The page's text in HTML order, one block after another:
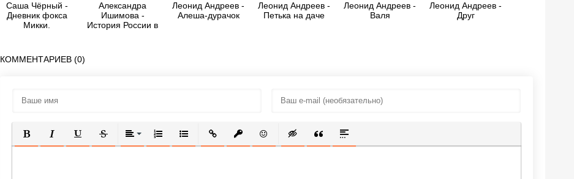
Саша Чёрный -
Дневник фокса
Микки.
Александра
Ишимова -
История России в
Леонид Андреев -
Алеша-дурачок
Леонид Андреев -
Петька на даче
Леонид Андреев -
Валя
Леонид Андреев -
Друг
КОММЕНТАРИЕВ (0)
ПОЛУЖИРНЫЙ
КУРСИВПОДЧЕРКНУТЫЙ
ЗАЧЕРКНУТЫЙВЫРАВНИВАНИЕ
НУМЕРОВАННЫЙ СПИСОК
МАРКИРОВАННЫЙ СПИСОК
ВСТАВИТЬ ССЫЛКУ
ВСТАВИТЬ ЗАЩИЩЕННУЮ ССЫЛКУ
ВСТАВИТЬ СМАЙЛИК
ВСТАВКА СКРЫТОГО ТЕКСТА
ВСТАВКА ЦИТАТЫ
ВСТАВКА СПОЙЛЕРА